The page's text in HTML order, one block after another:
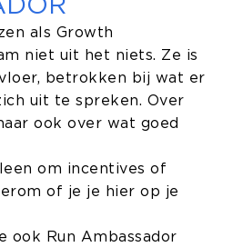
als Growth
niet uit het niets. Ze is
betrokken bij wat er
uit te spreken. Over
ook over wat goed
om incentives of
of je je hier op je
ook Run Ambassador